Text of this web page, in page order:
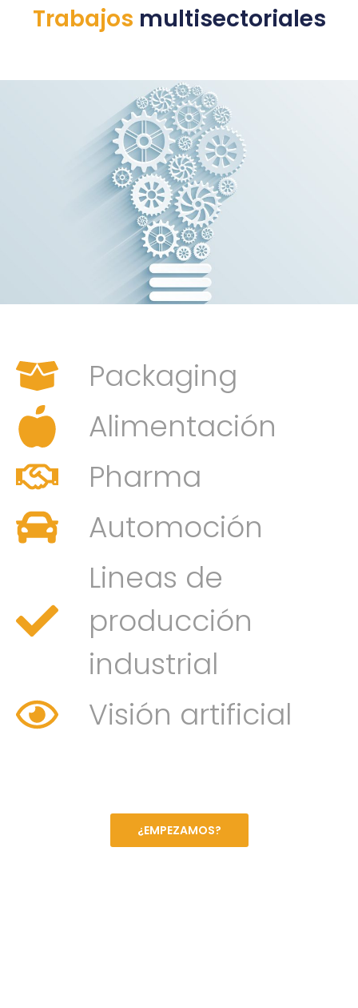
Trabajos multisectoriales
Packaging
Alimentación
Pharma
Automoción
Lineas de
producción
industrial
Visión artificial
¿EMPEZAMOS?